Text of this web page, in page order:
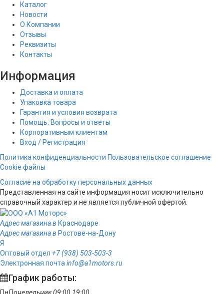
Каталог
Новости
О Компании
Отзывы
Реквизиты
Контакты
Информация
Доставка и оплата
Упаковка товара
Гарантия и условия возврата
Помощь. Вопросы и ответы
Корпоративным клиентам
Вход / Регистрация
Политика конфиденциальности Пользовательское соглашение
Cookie файлы
Согласие на обработку персональных данных
Представленная на сайте информация носит исключительно
справочный характер и не является публичной офертой.
Адрес магазина в Краснодаре
Адрес магазина в Ростове-на-Дону
Я
Оптовый отдел +7 (938) 503-503-3
Электронная почта info@a1motors.ru
График работы:
ПнПонедельник09:00 19:00